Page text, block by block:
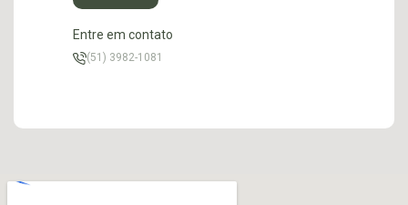
Entre em contato
(51) 3982-1081